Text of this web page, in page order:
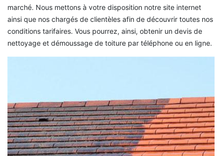
marché. Nous mettons à votre disposition notre site internet
ainsi que nos chargés de clientèles afin de découvrir toutes nos
conditions tarifaires. Vous pourrez, ainsi, obtenir un devis de
nettoyage et démoussage de toiture par téléphone ou en ligne.